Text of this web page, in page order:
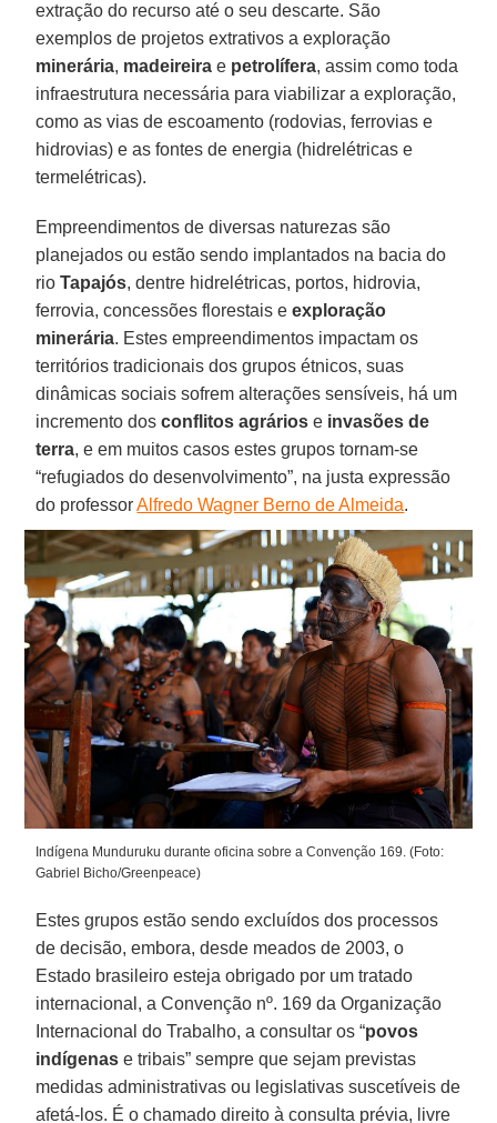
extração do recurso até o seu descarte. São
exemplos de projetos extrativos a exploração
minerária, madeireira e petrolífera, assim como toda
infraestrutura necessária para viabilizar a exploração,
como as vias de escoamento (rodovias, ferrovias e
hidrovias) e as fontes de energia (hidrelétricas e
termelétricas).
Empreendimentos de diversas naturezas são
planejados ou estão sendo implantados na bacia do
rioTapajós, dentre hidrelétricas, portos, hidrovia,
ferrovia, concessões florestais eexploração
minerária. Estes empreendimentos impactam os
territórios tradicionais dos grupos étnicos, suas
dinâmicas sociais sofrem alterações sensíveis, há um
incremento dosconflitos agrários e invasões de
terra, e em muitos casos estes grupos tornam-se
“refugiados do desenvolvimento”, na justa expressão
do professorAlfredo Wagner Berno de Almeida.
Indígena Munduruku durante oficina sobre a Convenção 169. (Foto:
Gabriel Bicho/Greenpeace)
Estes grupos estão sendo excluídos dos processos
de decisão, embora, desde meados de 2003, o
Estado brasileiro esteja obrigado por um tratado
internacional, a Convenção nº. 169 da Organização
Internacional do Trabalho, a consultar os “povos
indígenas e tribais” sempre que sejam previstas
medidas administrativas ou legislativas suscetíveis de
afetá-los. É o chamado direito à consulta prévia, livre